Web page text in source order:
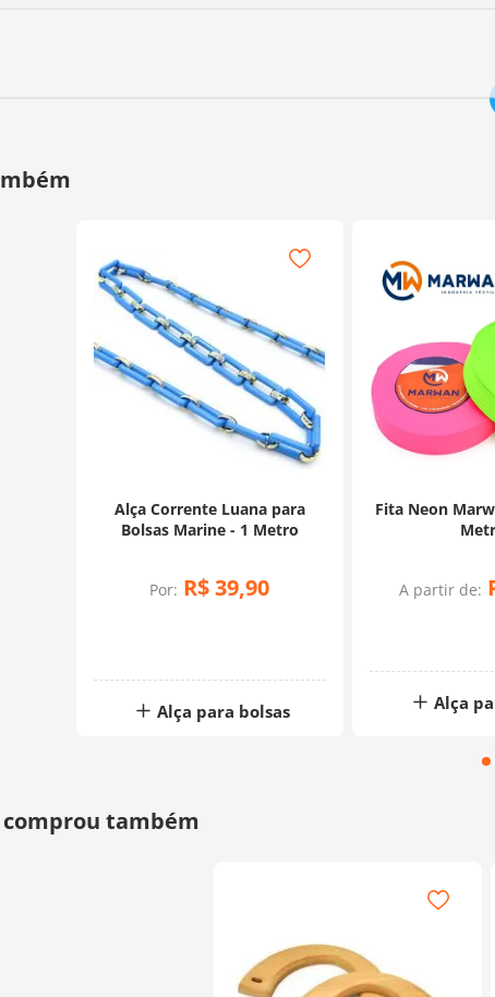
Alça Corrente Luana para
Bolsas Marine - 1 Metro
Por: R$ 39,90
Alça para bolsas
Fita Neon
A partir de:
Alça